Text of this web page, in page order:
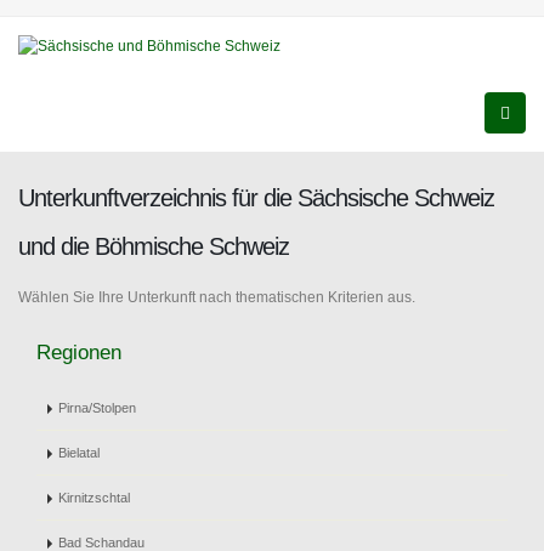
Unterkunftverzeichnis für die Sächsische Schweiz
und die Böhmische Schweiz
Wählen Sie Ihre Unterkunft nach thematischen Kriterien aus.
Regionen
Pirna/Stolpen
Bielatal
Kirnitzschtal
Bad Schandau